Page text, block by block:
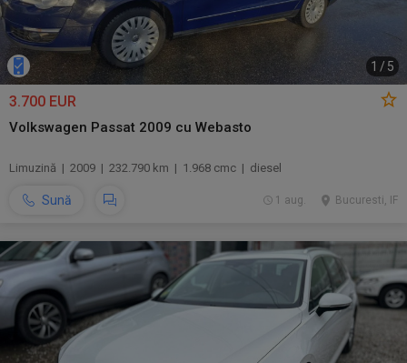
1 / 5
3.700 EUR
Volkswagen Passat 2009 cu Webasto
Limuzină | 2009 | 232.790 km | 1.968 cmc | diesel
Sună Bucuresti, IF
1 aug.